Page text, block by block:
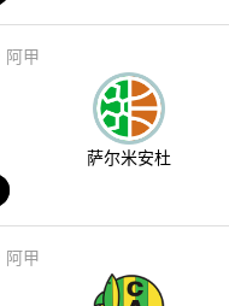
阿甲
萨尔米安杜
阿甲